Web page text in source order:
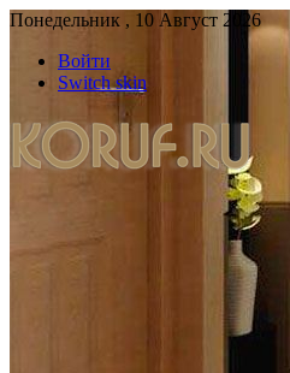
Понедельник , 10 Август 2026
Войти
Switch skin